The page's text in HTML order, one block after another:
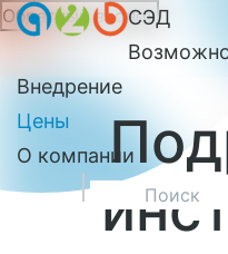
Обратный звонок
Онлайн-консультация
СЭД
Внедрение
Цены
О компании